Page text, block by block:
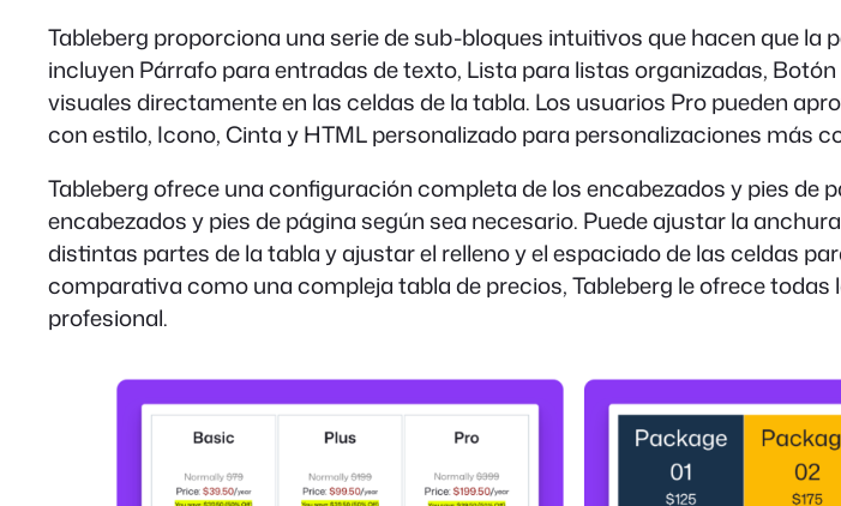
Tableberg proporciona una serie de sub-bloques intuitivos que hacen que
incluyen Párrafo para entradas de texto, Lista para listas organizadas,
visuales directamente en las celdas de la tabla. Los usuarios Pro pueden
con estilo, Icono, Cinta y HTML personalizado para personalizaciones más
Tableberg ofrece una configuración completa de los encabezados y pies de
encabezados y pies de página según sea necesario. Puede ajustar la
distintas partes de la tabla y ajustar el relleno y el espaciado de las celdas
comparativa como una compleja tabla de precios, Tableberg le ofrece
profesional.